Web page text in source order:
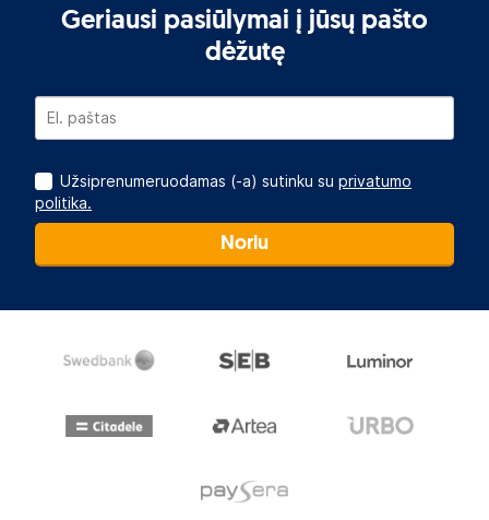
Geriausi pasiūlymai į jūsų pašto
dėžutę
Užsiprenumeruodamas (-a) sutinku su privatumo
politika.
Noriu